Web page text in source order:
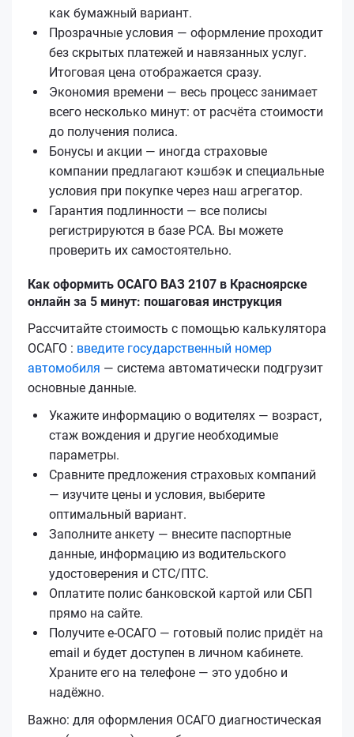
как бумажный вариант.
Прозрачные условия — оформление проходит
без скрытых платежей и навязанных услуг.
Итоговая цена отображается сразу.
Экономия времени — весь процесс занимает
всего несколько минут: от расчёта стоимости
до получения полиса.
Бонусы и акции — иногда страховые
компании предлагают кэшбэк и специальные
условия при покупке через наш агрегатор.
Гарантия подлинности — все полисы
регистрируются в базе РСА. Вы можете
проверить их самостоятельно.
Как оформить ОСАГО ВАЗ 2107 в Красноярске
онлайн за 5 минут: пошаговая инструкция
Рассчитайте стоимость с помощью калькулятора
ОСАГО : введите государственный номер
автомобиля — система автоматически подгрузит
основные данные.
Укажите информацию о водителях — возраст,
стаж вождения и другие необходимые
параметры.
Сравните предложения страховых компаний
— изучите цены и условия, выберите
оптимальный вариант.
Заполните анкету — внесите паспортные
данные, информацию из водительского
удостоверения и СТС/ПТС.
Оплатите полис банковской картой или СБП
прямо на сайте.
Получите е‑ОСАГО — готовый полис придёт на
email и будет доступен в личном кабинете.
Храните его на телефоне — это удобно и
надёжно.
Важно: для оформления ОСАГО диагностическая